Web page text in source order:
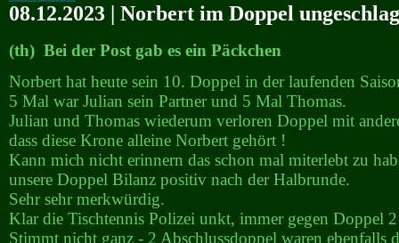
08.12.2023 | Norbert im Doppel
(th) Bei der Post gab es ein Päckchen
Norbert hat heute sein 10. Doppel in der laufenden
5 Mal war Julian sein Partner und 5 Mal Thomas.
Julian und Thomas wiederum verloren Doppel mit
dass diese Krone alleine Norbert gehört !
Kann mich nicht erinnern das schon mal miterlebt zu
unsere Doppel Bilanz positiv nach der Halbrunde.
Sehr sehr merkwürdig.
Klar die Tischtennis Polizei unkt, immer gegen Doppel
Stimmt nicht ganz - 2 Abschlussdoppel waren ebenfalls